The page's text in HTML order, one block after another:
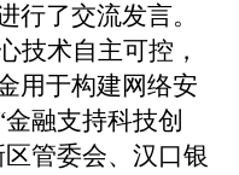
行了交流发言。
技术自主可控，
用于构建网络安
金融支持科技创
管委会、汉口银